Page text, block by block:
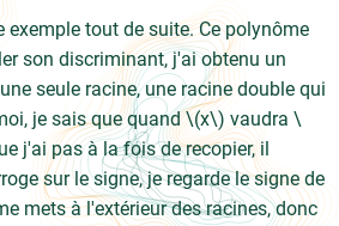
exemple tout de suite. Ce polynôme
son discriminant, j'ai obtenu un
seule racine, une racine double qui
je sais que quand \(x\) vaudra \
j'ai pas à la fois de recopier, il
sur le signe, je regarde le signe de
mets à l'extérieur des racines, donc